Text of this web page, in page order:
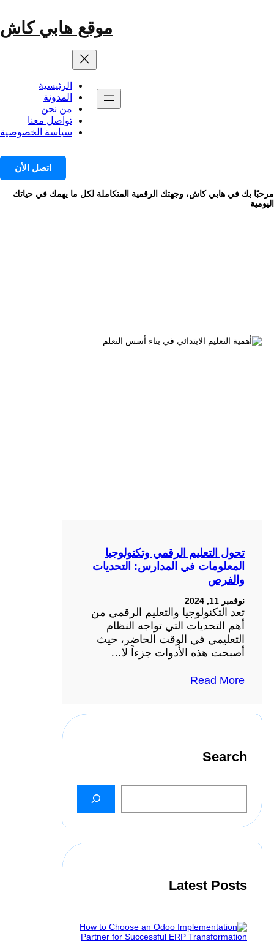
موقع هابي كاش
الرئيسية
المدونة
من نحن
تواصل معنا
سياسة الخصوصية
اتصل الأن
مرحبًا بك في هابي كاش، وجهتك الرقمية المتكاملة لكل ما يهمك في حياتك
اليومية
تحول التعليم الرقمي وتكنولوجيا
المعلومات في المدارس: التحديات
والفرص
نوفمبر 11, 2024
تعد التكنولوجيا والتعليم الرقمي من
أهم التحديات التي تواجه النظام
التعليمي في الوقت الحاضر، حيث
أصبحت هذه الأدوات جزءاً لا…
Read More
Search
c
Latest Posts